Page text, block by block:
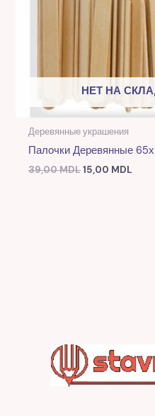
НЕТ НА
Деревянные украшения
Палочки Деревянные
39,00MDL15,00 MDL